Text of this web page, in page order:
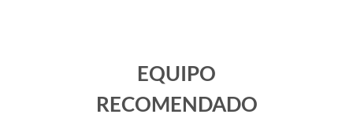
EQUIPO
RECOMENDADO